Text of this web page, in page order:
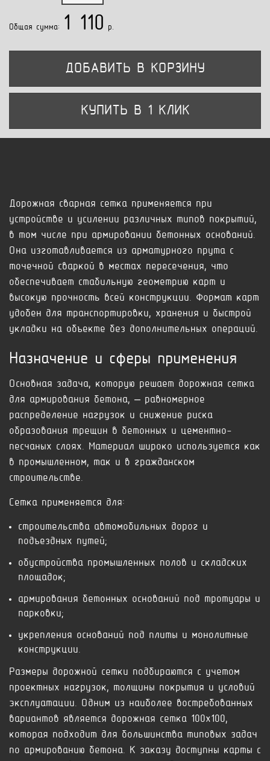
Общая сумма: 1 110 p.
ДОБАВИТЬ В КОРЗИНУ
КУПИТЬ В 1 КЛИК
Дорожная сварная сетка применяется при
устройстве и усилении различных типов покрытий,
в том числе при армировании бетонных оснований.
Она изготавливается из арматурного прута с
точечной сваркой в местах пересечения, что
обеспечивает стабильную геометрию карт и
высокую прочность всей конструкции. Формат карт
удобен для транспортировки, хранения и быстрой
укладки на объекте без дополнительных операций.
Назначение и сферы применения
Основная задача, которую решает дорожная сетка
для армирования бетона, – равномерное
распределение нагрузок и снижение риска
образования трещин в бетонных и цементно-
песчаных слоях. Материал широко используется как
в промышленном, так и в гражданском
строительстве.
Сетка применяется для:
строительства автомобильных дорог и
подъездных путей;
обустройства промышленных полов и складских
площадок;
армирования бетонных оснований под тротуары и
парковки;
укрепления оснований под плиты и монолитные
конструкции.
Размеры дорожной сетки подбираются с учетом
проектных нагрузок, толщины покрытия и условий
эксплуатации. Одним из наиболее востребованных
вариантов является дорожная сетка 100x100,
которая подходит для большинства типовых задач
по армированию бетона. К заказу доступны карты с